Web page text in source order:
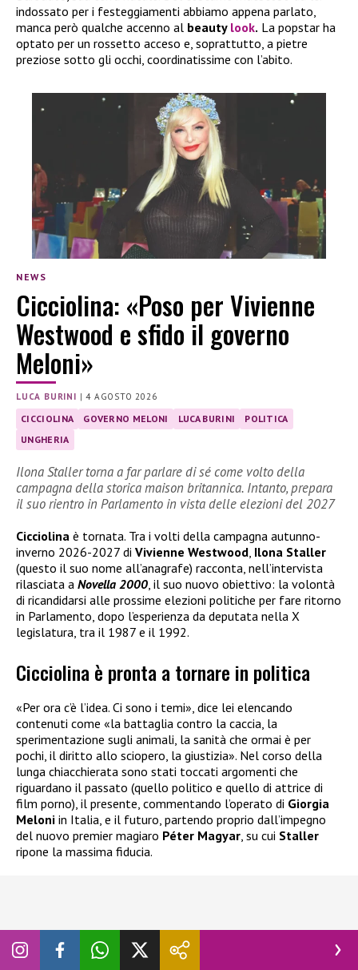
indossato per i festeggiamenti abbiamo appena parlato,
manca però qualche accenno al beauty look. La popstar ha
optato per un rossetto acceso e, soprattutto, a pietre
preziose sotto gli occhi, coordinatissime con l’abito.
NEWS
Cicciolina: «Poso per Vivienne
Westwood e sfido il governo
Meloni»
LUCA BURINI |4 AGOSTO 2026
CICCIOLINA GOVERNO MELONI LUCA BURINI
POLITICA
UNGHERIA
Ilona Staller torna a far parlare di sé come volto della
campagna della storica maison britannica. Intanto, prepara
il suo rientro in Parlamento in vista delle elezioni del 2027
Cicciolina è tornata. Tra i volti della campagna autunno-
inverno 2026-2027 di Vivienne Westwood Ilona Staller
(questo il suo nome all’anagrafe) racconta, nell’intervista
rilasciata a Novella 2000 , il suo nuovo obiettivo: la volontà
di ricandidarsi alle prossime elezioni politiche per fare ritorno
in Parlamento, dopo l’esperienza da deputata nella X
legislatura, tra il 1987 e il 1992.
Cicciolina è pronta a tornare in politica
«Per ora c’è l’idea. Ci sono i temi», dice lei elencando
contenuti come «la battaglia contro la caccia, la
sperimentazione sugli animali, la sanità che ormai è per
pochi, il diritto allo sciopero, la giustizia». Nel corso della
lunga chiacchierata sono stati toccati argomenti che
riguardano il passato (quello politico e quello di attrice di
film porno), il presente, commentando l’operato di Giorgia
Meloni in Italia, e il futuro, partendo proprio dall’impegno
del nuovo premier magiaro Péter Magyar, su cui Staller
ripone la massima fiducia.